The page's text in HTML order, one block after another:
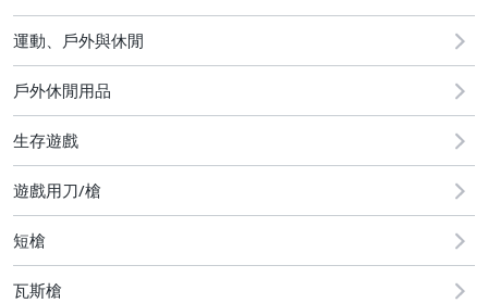
汽機車精品百貨
玩具、模型與公仔
男性精品與服飾
手錶與飾品配件
運動、戶外與休閒
運動、戶外與休閒
戶外休閒用品
生存遊戲
遊戲用刀/槍
短槍
瓦斯槍